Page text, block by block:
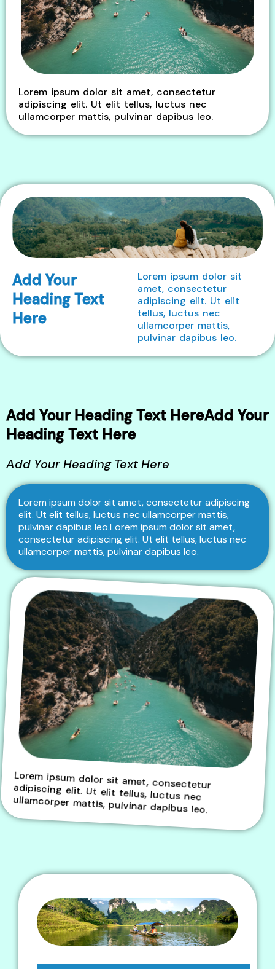
Lorem ipsum dolor sit amet, consectetur
adipiscing elit. Ut elit tellus, luctus nec
ullamcorper mattis, pulvinar dapibus leo.
Add Your
Heading Text
Here
Lorem ipsum dolor sit
amet, consectetur
adipiscing elit. Ut elit
tellus, luctus nec
ullamcorper mattis,
pulvinar dapibus leo.
Add Your Heading Text HereAdd Your
Heading Text Here
Add Your Heading Text Here
Lorem ipsum dolor sit amet, consectetur adipiscing
elit. Ut elit tellus, luctus nec ullamcorper mattis,
pulvinar dapibus leo.Lorem ipsum dolor sit amet,
consectetur adipiscing elit. Ut elit tellus, luctus nec
ullamcorper mattis, pulvinar dapibus leo.
Lorem ipsum dolor sit amet, consectetur
adipiscing elit. Ut elit tellus, luctus nec
ullamcorper mattis, pulvinar dapibus leo.